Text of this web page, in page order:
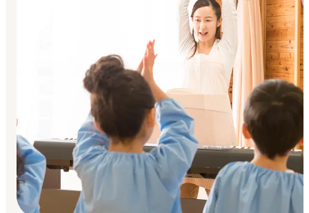
マイページ
お気に入り
見学日記